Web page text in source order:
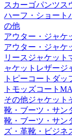
ス カーゴパンツス
ハーフ・ショート
の他
アウター・ジャケ
アウター・ジャケ
リースジャケット
ャケット レザージ
ト ピーコート ダッ
ト モッズコート
その他ジャケット
靴・ブーツ・サン
靴・ブーツ・サン
ズ・革靴・ビジネ